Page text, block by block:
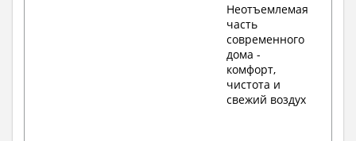
Неотъемлемая
часть
современного
дома -
комфорт,
чистота и
свежий воздух